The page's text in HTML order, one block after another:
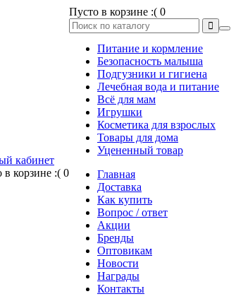
Пусто в корзине :( 0
Питание и кормление
Безопасность малыша
Подгузники и гигиена
Лечебная вода и питание
Всё для мам
Игрушки
Косметика для взрослых
Товары для дома
Уцененный товар
Главная
Доставка
Как купить
Вопрос / ответ
Акции
Бренды
Оптовикам
Новости
Награды
Контакты
кабинет
в корзине :( 0